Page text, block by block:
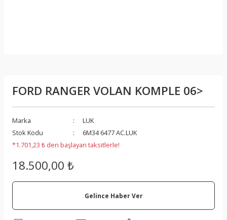
FORD RANGER VOLAN KOMPLE 06>
Marka
LUK
Stok Kodu
6M34 6477 AC.LUK
*1.701,23 ₺ den başlayan taksitlerle!
18.500,00 ₺
Gelince Haber Ver